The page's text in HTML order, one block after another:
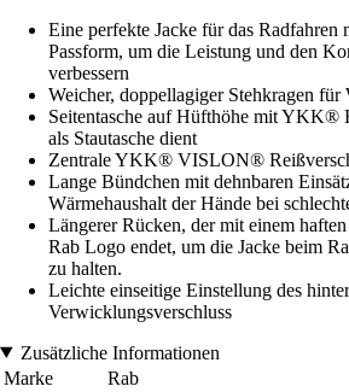
Eine perfekte Jacke für das Radfahren
Passform, um die Leistung und den
verbessern
Weicher, doppellagiger Stehkragen für
Seitentasche auf Hüfthöhe mit YKK®
als Stautasche dient
Zentrale YKK® VISLON®
Lange Bündchen mit dehnbaren
Wärmehaushalt der Hände bei
Längerer Rücken, der mit einem
Rab Logo endet, um die Jacke beim
zu halten.
Leichte einseitige Einstellung des
Verwicklungsverschluss
Zusätzliche Informationen
Marke
Rab